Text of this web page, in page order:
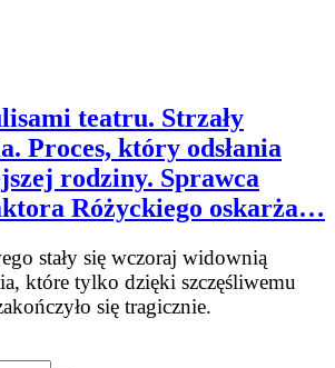
teatru. Strzały
Proces, który odsłania
rodziny. Sprawca
Różyckiego oskarża…
stały się wczoraj widownią
które tylko dzięki szczęśliwemu
się tragicznie.